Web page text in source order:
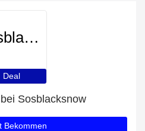
Sosblacksnow
Deal
Sosblacksnow
Bekommen